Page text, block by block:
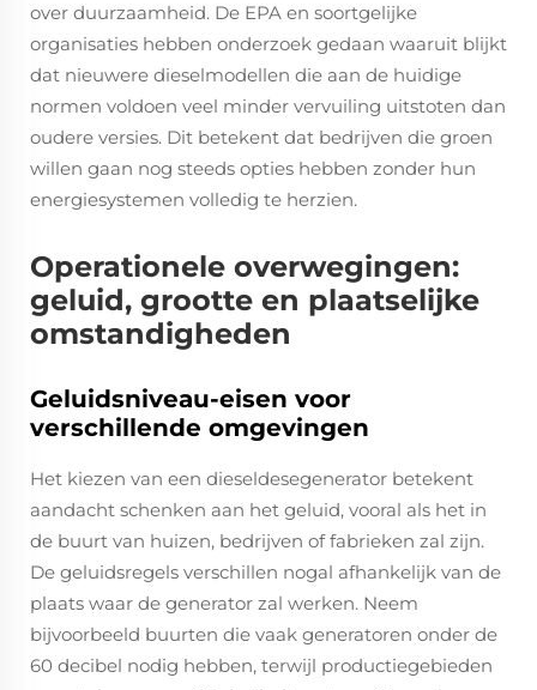
over duurzaamheid. De EPA en soortgelijke
organisaties hebben onderzoek gedaan waaruit blijkt
dat nieuwere dieselmodellen die aan de huidige
normen voldoen veel minder vervuiling uitstoten dan
oudere versies. Dit betekent dat bedrijven die groen
willen gaan nog steeds opties hebben zonder hun
energiesystemen volledig te herzien.
Operationele overwegingen:
geluid, grootte en plaatselijke
omstandigheden
Geluidsniveau-eisen voor
verschillende omgevingen
Het kiezen van een dieseldesegenerator betekent
aandacht schenken aan het geluid, vooral als het in
de buurt van huizen, bedrijven of fabrieken zal zijn.
De geluidsregels verschillen nogal afhankelijk van de
plaats waar de generator zal werken. Neem
bijvoorbeeld buurten die vaak generatoren onder de
60 decibel nodig hebben, terwijl productiegebieden